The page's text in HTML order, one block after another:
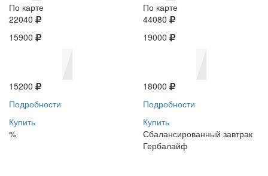
По карте
22040
15900
15200
Подробности
Купить
%
По карте
44080
19000
18000
Подробности
Купить
Сбалансированный завтрак
Гербалайф